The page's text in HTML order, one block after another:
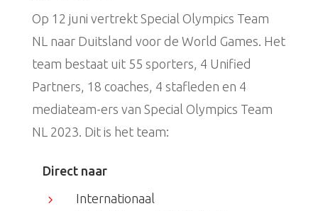
Op 12 juni vertrekt Special Olympics Team
NL naar Duitsland voor de World Games. Het
team bestaat uit 55 sporters, 4 Unified
Partners, 18 coaches, 4 stafleden en 4
mediateam-ers van Special Olympics Team
NL 2023. Dit is het team:
Direct naar
5
Internationaal